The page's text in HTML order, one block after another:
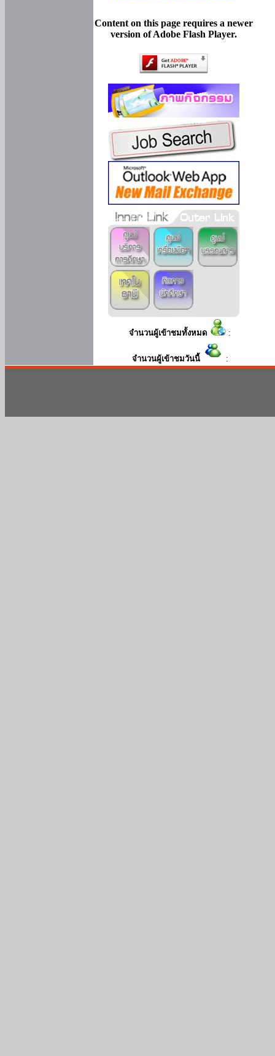
Content on this page requires a newer
version of Adobe Flash Player.
จำนวนผู้เข้าชมทั้งหมด :
จำนวนผู้เข้าชมวันนี้ :